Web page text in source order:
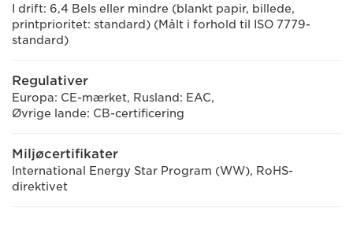
I drift: 6,4 Bels eller mindre (blankt papir, billede,
printprioritet: standard) (Målt i forhold til ISO 7779-
standard)
Regulativer
Europa: CE-mærket, Rusland: EAC,
Øvrige lande: CB-certificering
Miljøcertifikater
International Energy Star Program (WW), RoHS-
direktivet